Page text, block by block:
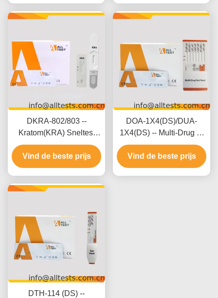
DKRA-802/803 --
Kratom(KRA) Sneltest
(Oraal Vloeistof)
(Cassette/Apparaat)
Vind de beste prijs
DOA-1X4(DS)/DUA-
1X4(DS) -- Multi-Drug 2-
20 Drugs Rapid Test
(Urine)
Vind de beste prijs
DTH-114 (DS) --